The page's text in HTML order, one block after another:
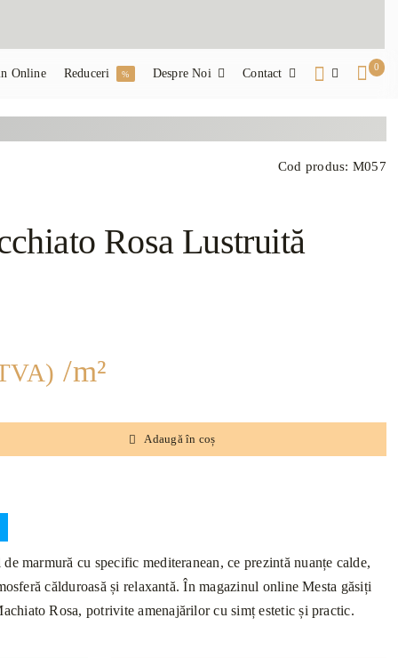
Online Reduceri % Despre Noi Contact 0
Cod produs: M057
Rosa Lustruită
/m²
Adaugă în coș
marmură cu specific mediteranean, ce prezintă nuanțe calde,
călduroasă și relaxantă. În magazinul online Mesta găsiți
Rosa, potrivite amenajărilor cu simț estetic și practic.